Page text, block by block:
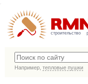
строительство
Например, тепловые пушки